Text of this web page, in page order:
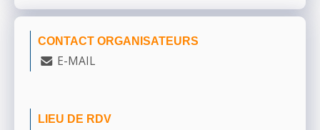
CONTACT ORGANISATEURS
E-MAIL
LIEU DE RDV